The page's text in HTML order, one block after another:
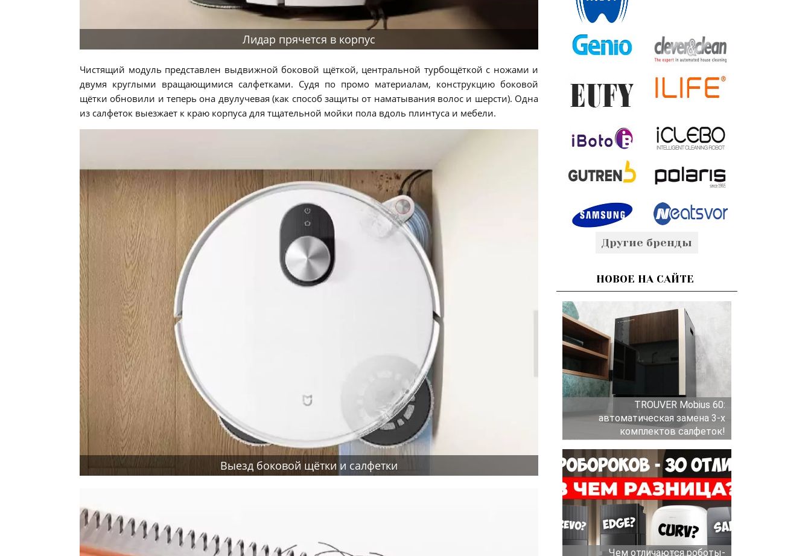
Лидар прячется в корпус
Чистящий модуль представлен выдвижной боковой щёткой, центральной турбощёткой с ножами и
двумя круглыми вращающимися салфетками. Судя по промо материалам, конструкцию боковой
щётки обновили и теперь она двулучевая (как способ защиты от наматывания волос и шерсти). Одна
из салфеток выезжает к краю корпуса для тщательной мойки пола вдоль плинтуса и мебели.
Выезд боковой щётки и салфетки
Другие бренды
НОВОЕ НА САЙТЕ
TROUVER Mobius 60:
автоматическая замена 3-х
комплектов салфеток!
Чем отличаются роботы-